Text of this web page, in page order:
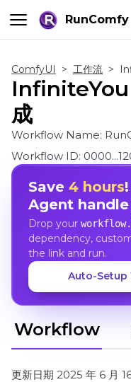
RunComfy
ComfyUI > 工作流 >
InfiniteYou
成
Workflow Name:
Workflow ID:
Save 4 hours
Agent
Drop your
dependency,
the link and run.
Auto-Setup
Workflow
更新日期 2025 年 6 月